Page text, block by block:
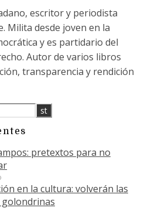
escritor y periodista
Milita desde joven en la
y es partidario del
Autor de varios libros
transparencia y rendición
pretextos para no
en la cultura: volverán las